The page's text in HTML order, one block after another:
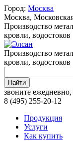
Город: Москва
Москва,
Производство
кровли, водостоков
Производство
кровли, водостоков
Найти
звоните
8 (495) 255-20-12
Продукция
Услуги
Как купить